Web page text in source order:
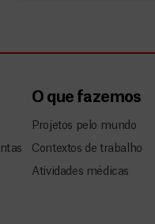
O que fazemos
Projetos pelo mundo
Contextos de trabalho
Atividades médicas